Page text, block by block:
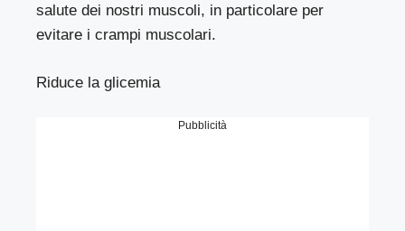
salute dei nostri muscoli, in particolare per
evitare i crampi muscolari.
Riduce la glicemia
Pubblicità